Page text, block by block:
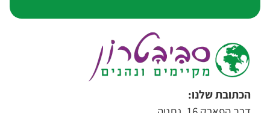
הכתובת שלנו: